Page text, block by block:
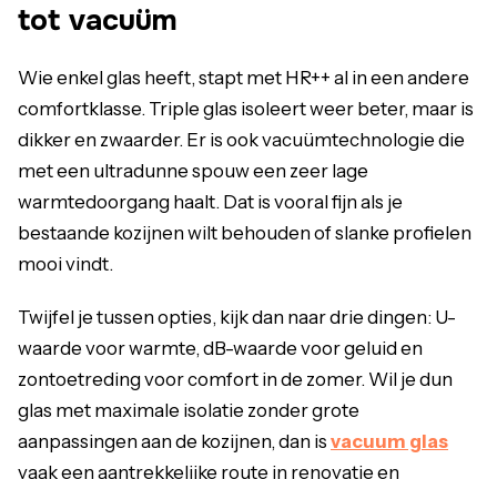
tot vacuüm
Wie enkel glas heeft, stapt met HR++ al in een andere
comfortklasse. Triple glas isoleert weer beter, maar is
dikker en zwaarder. Er is ook vacuümtechnologie die
met een ultradunne spouw een zeer lage
warmtedoorgang haalt. Dat is vooral fijn als je
bestaande kozijnen wilt behouden of slanke profielen
mooi vindt.
Twijfel je tussen opties, kijk dan naar drie dingen: U-
waarde voor warmte, dB-waarde voor geluid en
zontoetreding voor comfort in de zomer. Wil je dun
glas met maximale isolatie zonder grote
aanpassingen aan de kozijnen, dan is vacuum glas
vaak een aantrekkelijke route in renovatie en